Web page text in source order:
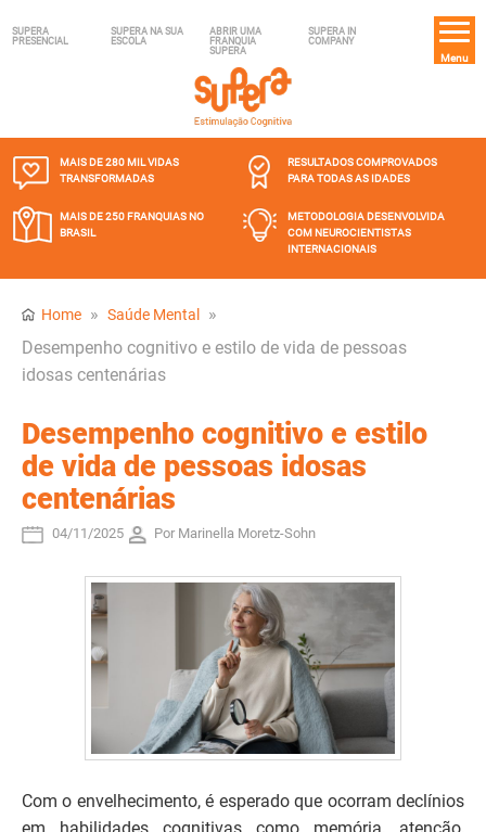
SUPERA
PRESENCIAL
SUPERA NA SUA
ESCOLA
ABRIR UMA
FRANQUIA
SUPERA
SUPERA IN
COMPANY
Menu
MAIS DE 280 MILVIDAS
TRANSFORMADAS
RESULTADOS COMPROVADOS
PARA TODAS AS IDADES
MAIS DE 250 FRANQUIASNO
BRASIL
METODOLOGIA DESENVOLVIDA
COM NEUROCIENTISTAS
INTERNACIONAIS
Home » Saúde Mental
»
Desempenho cognitivo e estilo de vida de pessoas
idosas centenárias
Desempenho cognitivo e estilo
de vida de pessoas idosas
centenárias
04/11/2025 Por Marinella Moretz-Sohn
Com o envelhecimento, é esperado que ocorram declínios
em habilidades cognitivas como memória, atenção,